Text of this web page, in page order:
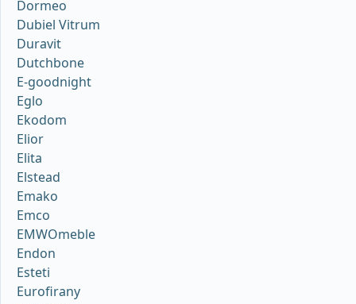
Dormeo
Dubiel Vitrum
Duravit
Dutchbone
E-goodnight
Eglo
Ekodom
Elior
Elita
Elstead
Emako
Emco
EMWOmeble
Endon
Esteti
Eurofirany